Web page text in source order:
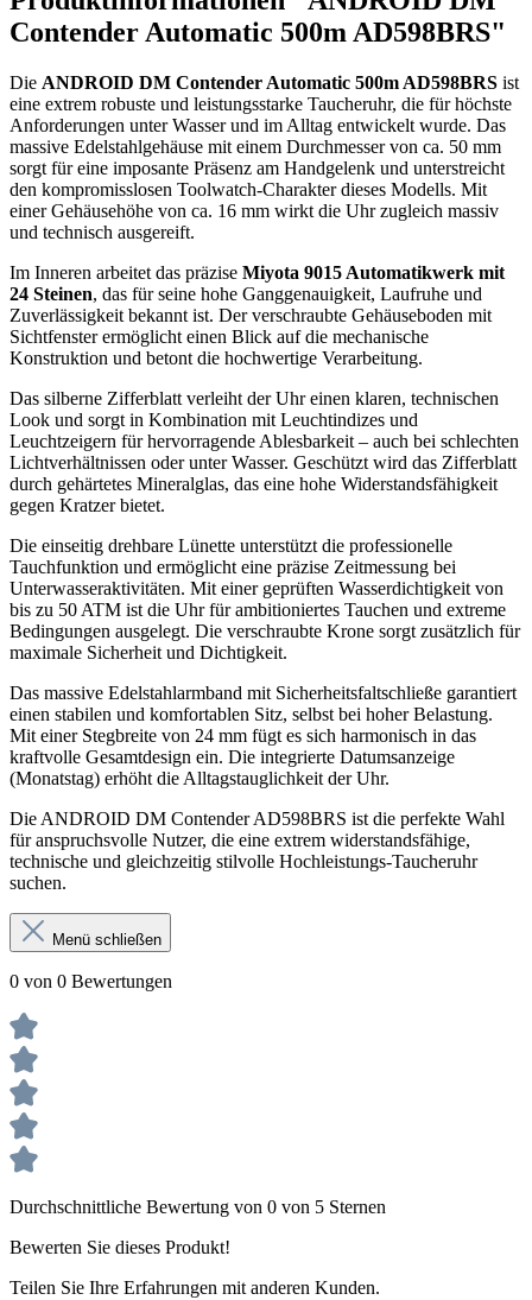
Contender Automatic 500m AD598BRS"
Die ANDROID DM Contender Automatic 500m AD598BRS ist
eine extrem robuste und leistungsstarke Taucheruhr, die für höchste
Anforderungen unter Wasser und im Alltag entwickelt wurde. Das
massive Edelstahlgehäuse mit einem Durchmesser von ca. 50 mm
sorgt für eine imposante Präsenz am Handgelenk und unterstreicht
den kompromisslosen Toolwatch-Charakter dieses Modells. Mit
einer Gehäusehöhe von ca. 16 mm wirkt die Uhr zugleich massiv
und technisch ausgereift.
Im Inneren arbeitet das präzise Miyota 9015 Automatikwerk mit
24 Steinen, das für seine hohe Ganggenauigkeit, Laufruhe und
Zuverlässigkeit bekannt ist. Der verschraubte Gehäuseboden mit
Sichtfenster ermöglicht einen Blick auf die mechanische
Konstruktion und betont die hochwertige Verarbeitung.
Das silberne Zifferblatt verleiht der Uhr einen klaren, technischen
Look und sorgt in Kombination mit Leuchtindizes und
Leuchtzeigern für hervorragende Ablesbarkeit – auch bei schlechten
Lichtverhältnissen oder unter Wasser. Geschützt wird das Zifferblatt
durch gehärtetes Mineralglas, das eine hohe Widerstandsfähigkeit
gegen Kratzer bietet.
Die einseitig drehbare Lünette unterstützt die professionelle
Tauchfunktion und ermöglicht eine präzise Zeitmessung bei
Unterwasseraktivitäten. Mit einer geprüften Wasserdichtigkeit von
bis zu 50 ATM ist die Uhr für ambitioniertes Tauchen und extreme
Bedingungen ausgelegt. Die verschraubte Krone sorgt zusätzlich für
maximale Sicherheit und Dichtigkeit.
Das massive Edelstahlarmband mit Sicherheitsfaltschließe garantiert
einen stabilen und komfortablen Sitz, selbst bei hoher Belastung.
Mit einer Stegbreite von 24 mm fügt es sich harmonisch in das
kraftvolle Gesamtdesign ein. Die integrierte Datumsanzeige
(Monatstag) erhöht die Alltagstauglichkeit der Uhr.
Die ANDROID DM Contender AD598BRS ist die perfekte Wahl
für anspruchsvolle Nutzer, die eine extrem widerstandsfähige,
technische und gleichzeitig stilvolle Hochleistungs-Taucheruhr
suchen.
Menü schließen
0 von 0 Bewertungen
Durchschnittliche Bewertung von 0 von 5 Sternen
Bewerten Sie dieses Produkt!
Teilen Sie Ihre Erfahrungen mit anderen Kunden.